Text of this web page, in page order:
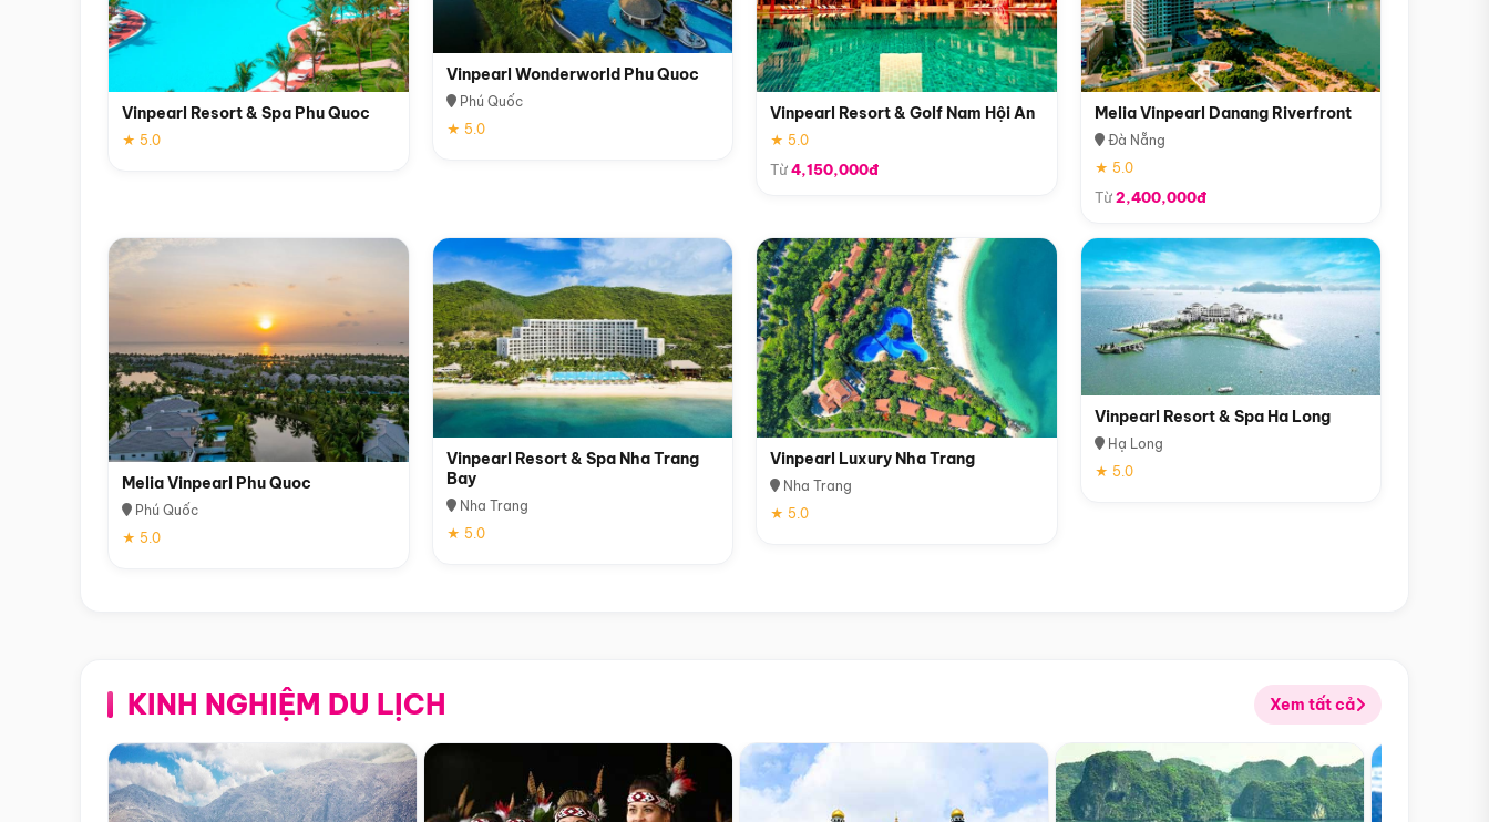
Vinpearl Resort & Spa Phu Quoc
★ 5.0
Vinpearl Wonderworld Phu Quoc
Phú Quốc
★ 5.0
Vinpearl Resort & Golf Nam Hội An
★ 5.0
Từ4,150,000đ
Melia Vinpearl Danang Riverfront
Đà Nẵng
★ 5.0
Từ2,400,000đ
Melia Vinpearl Phu Quoc
Phú Quốc
★ 5.0
Vinpearl Resort & Spa Nha Trang
Bay
Nha Trang
★ 5.0
Vinpearl Luxury Nha Trang
Nha Trang
★ 5.0
Vinpearl Resort & Spa Ha Long
Hạ Long
★ 5.0
KINH NGHIỆM DU LỊCH Xem tất cả